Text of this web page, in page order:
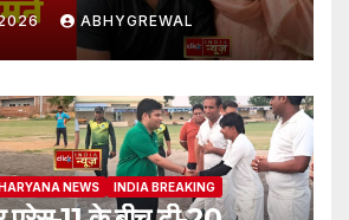
ABHYGREWAL
NEWS INDIA BREAKING